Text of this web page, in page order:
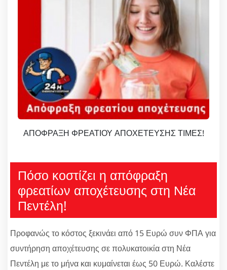
ΑΠΟΦΡΑΞΗ ΦΡΕΑΤΙΟΥ ΑΠΟΧΕΤΕΥΣΗΣ ΤΙΜΕΣ!
Πόσο κοστίζει η απόφραξη
φρεατίων αποχέτευσης στη Νέα
Πεντέλη!
Προφανώς το κόστος ξεκινάει από 15 Ευρώ συν ΦΠΑ για
συντήρηση αποχέτευσης σε πολυκατοικία στη Νέα
Πεντέλη με το μήνα και κυμαίνεται έως 50 Ευρώ. Καλέστε